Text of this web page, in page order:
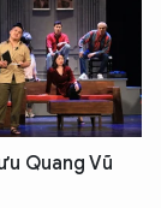
Quang Vũ